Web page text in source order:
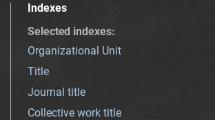
Indexes
Selected indexes:
Organizational Unit
Title
Journal title
Collective work title